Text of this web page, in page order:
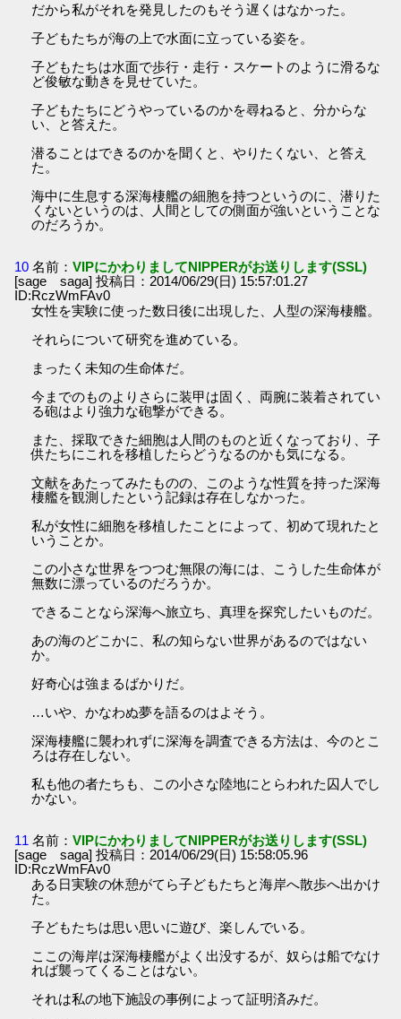
だから私がそれを発見したのもそう遅くはなかった。
子どもたちが海の上で水面に立っている姿を。
子どもたちは水面で歩行・走行・スケートのように滑るな
ど俊敏な動きを見せていた。
子どもたちにどうやっているのかを尋ねると、分からな
い、と答えた。
潜ることはできるのかを聞くと、やりたくない、と答え
た。
海中に生息する深海棲艦の細胞を持つというのに、潜りた
くないというのは、人間としての側面が強いということな
のだろうか。
10 名前：VIPにかわりましてNIPPERがお送りします(SSL)
[sage saga] 投稿日：2014/06/29(日) 15:57:01.27
ID:RczWmFAv0
女性を実験に使った数日後に出現した、人型の深海棲艦。
それらについて研究を進めている。
まったく未知の生命体だ。
今までのものよりさらに装甲は固く、両腕に装着されてい
る砲はより強力な砲撃ができる。
また、採取できた細胞は人間のものと近くなっており、子
供たちにこれを移植したらどうなるのかも気になる。
文献をあたってみたものの、このような性質を持った深海
棲艦を観測したという記録は存在しなかった。
私が女性に細胞を移植したことによって、初めて現れたと
いうことか。
この小さな世界をつつむ無限の海には、こうした生命体が
無数に漂っているのだろうか。
できることなら深海へ旅立ち、真理を探究したいものだ。
あの海のどこかに、私の知らない世界があるのではない
か。
好奇心は強まるばかりだ。
…いや、かなわぬ夢を語るのはよそう。
深海棲艦に襲われずに深海を調査できる方法は、今のとこ
ろは存在しない。
私も他の者たちも、この小さな陸地にとらわれた囚人でし
かない。
11 名前：VIPにかわりましてNIPPERがお送りします(SSL)
[sage saga] 投稿日：2014/06/29(日) 15:58:05.96
ID:RczWmFAv0
ある日実験の休憩がてら子どもたちと海岸へ散歩へ出かけ
た。
子どもたちは思い思いに遊び、楽しんでいる。
ここの海岸は深海棲艦がよく出没するが、奴らは船でなけ
れば襲ってくることはない。
それは私の地下施設の事例によって証明済みだ。